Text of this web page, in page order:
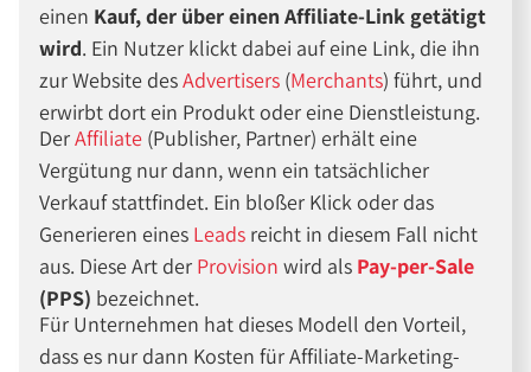
einen Kauf, der über einen Affiliate-Link getätigt
wird. Ein Nutzer klickt dabei auf eine Link, die ihn
zur Website desAdvertisers (Merchants) führt, und
erwirbt dort ein Produkt oder eine Dienstleistung.
DerAffiliate (Publisher, Partner) erhält eine
Vergütung nur dann, wenn ein tatsächlicher
Verkauf stattfindet. Ein bloßer Klick oder das
Generieren eines Leads reicht in diesem Fall nicht
aus. Diese Art der Provision wird als Pay-per-Sale
(PPS) bezeichnet.
Für Unternehmen hat dieses Modell den Vorteil,
dass es nur dann Kosten für Affiliate-Marketing-